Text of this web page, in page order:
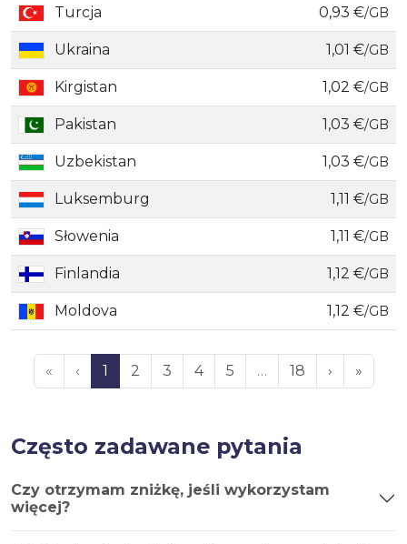
Turcja 0,93 €/GB
Ukraina 1,01 €/GB
Kirgistan 1,02 €/GB
Pakistan 1,03 €/GB
Uzbekistan 1,03 €/GB
Luksemburg 1,11 €/GB
Słowenia 1,11 €/GB
Finlandia 1,12 €/GB
Moldova 1,12 €/GB
« ‹ 1 2 3 4 5 … 18 › »
Często zadawane pytania
Czy otrzymam zniżkę, jeśli wykorzystam
więcej?